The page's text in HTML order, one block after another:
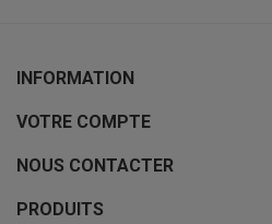
INFORMATION
VOTRE COMPTE
NOUS CONTACTER
PRODUITS